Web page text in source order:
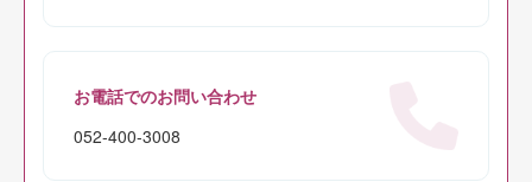
お電話でのお問い合わせ
052-400-3008